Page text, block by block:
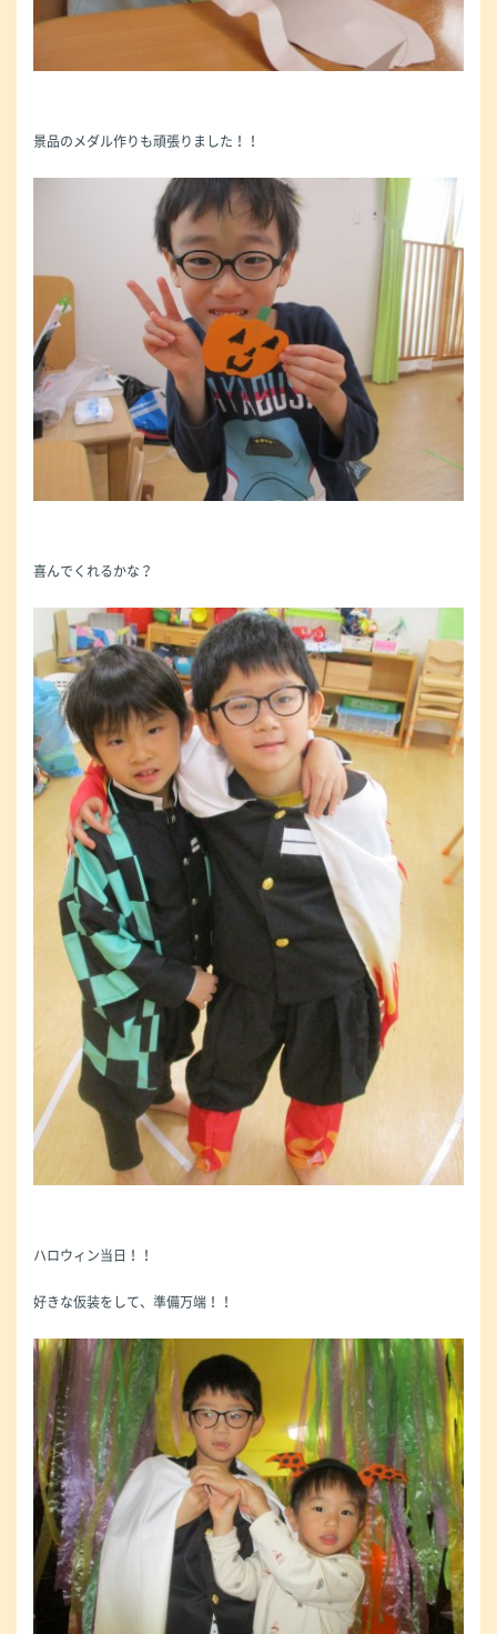
景品のメダル作りも頑張りました！！
喜んでくれるかな？
ハロウィン当日！！
好きな仮装をして、準備万端！！